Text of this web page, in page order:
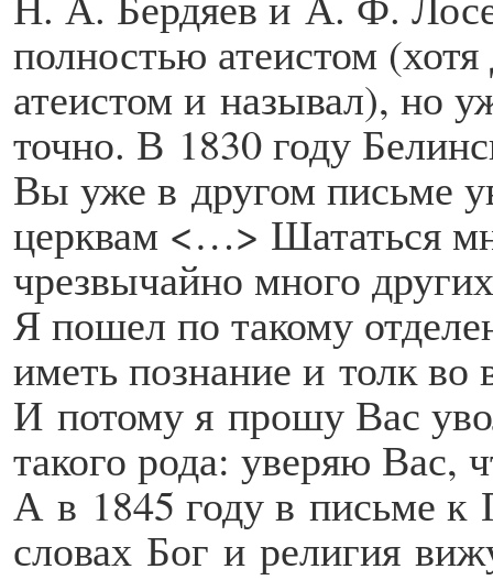
полностью атеистом
атеистом и называл), но
точно. В 1830 году
Вы уже в другом письме
церквам <…> Шататься
чрезвычайно много
Я пошел по такому
иметь познание и толк во
И потому я прошу Вас
такого рода: уверяю Вас,
А в 1845 году в письме к
словах Бог и религия